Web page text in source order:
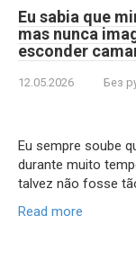
Eu sabia que
mas nunca
esconder
12.05.2026 Без
Eu sempre soube
durante muito
talvez não fosse
Read more